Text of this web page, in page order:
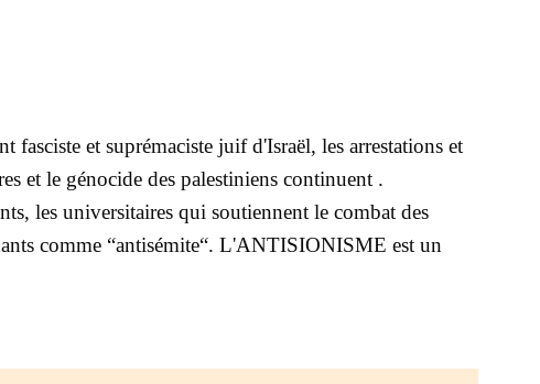
et suprémaciste juif d'Israël, les arrestations et
et le génocide des palestiniens continuent .
les universitaires qui soutiennent le combat des
comme “antisémite“. L'ANTISIONISME est un